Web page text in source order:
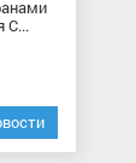
С...